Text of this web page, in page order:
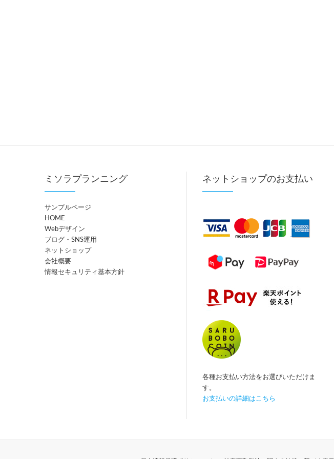
ミソラプランニング
サンプルページ
HOME
Webデザイン
ブログ・SNS運用
ネットショップ
会社概要
情報セキュリティ基本方針
ネットショップのお支払い
各種お支払い方法をお選びいただけま
す。
お支払いの詳細はこちら